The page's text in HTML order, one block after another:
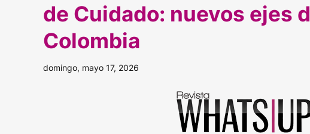
de Cuidado: nuevos ejes
Colombia
domingo, mayo 17, 2026